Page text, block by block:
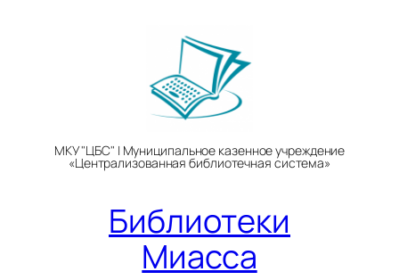
МКУ "ЦБС" | Муниципальное казенное учреждение
«Централизованная библиотечная система»
Библиотеки
Миасса